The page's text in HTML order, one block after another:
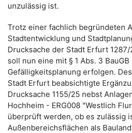
unzulässig ist.
Trotz einer fachlich begründeten
Stadtentwicklung und
Drucksache der Stadt Erfurt
soll nun eine mit § 1 Abs. 3
Gefälligkeitsplanung erfolgen.
Stadt Erfurt beabsichtigte
Drucksache 1155/25 nebst
Hochheim - ERG008 "Westlich
überprüft werden, ob es zulässig
Außenbereichsflächen als